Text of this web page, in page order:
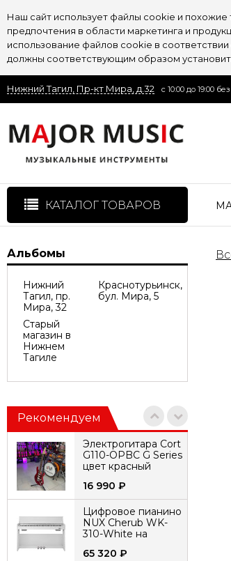
Наш сайт использует файлы cookie и
предпочтения в области маркетинга и
использование файлов cookie в
должны соответствующим образом
Нижний Тагил, Пр-кт Мира, д.32 с 10:00 до 19:00
КАТАЛОГ ТОВАРОВ
Альбомы
Нижний
Тагил, пр.
Мира, 32
Краснотурьинск,
бул. Мира, 5
Старый
магазин в
Нижнем
Тагиле
Рекомендуем
Электрогитара Cort
G110-OPBC G Series
цвет красный
16 990 ₽
Цифровое пианино
NUX Cherub WK-
310-White на
белое
65 320 ₽